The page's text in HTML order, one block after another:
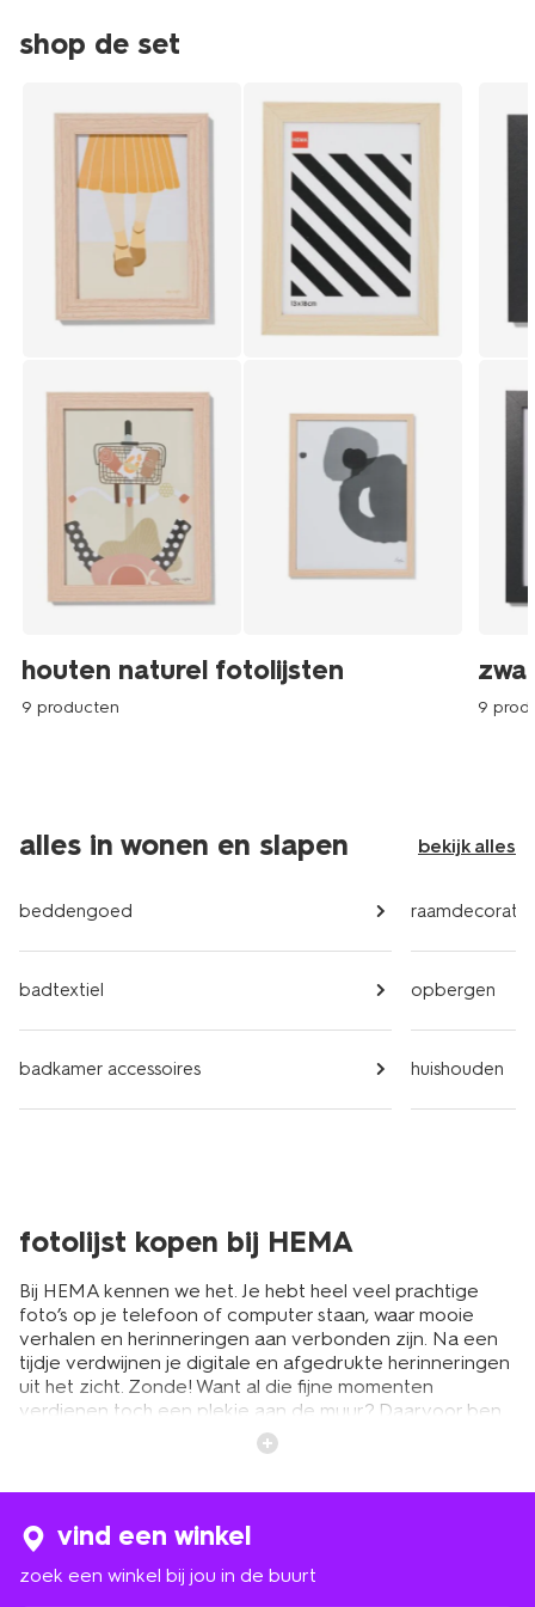
shop de set
houten naturel fotolijsten
9 producten 9
alles in wonen en slapen bekijk alles
beddengoed
badtextiel
badkamer accessoires
raamdecoratie
opbergen
huishouden
fotolijst kopen bij HEMA
Bij HEMA kennen we het. Je hebt heel veel prachtige
foto’s op je telefoon of computer staan, waar mooie
verhalen en herinneringen aan verbonden zijn. Na een
tijdje verdwijnen je digitale en afgedrukte herinneringen
uit het zicht. Zonde! Want al die fijne momenten
verdienen toch een plekje aan de muur? Daarvoor ben
je bij HEMA aan het juiste adres. Je hebt ruime keuze uit
leuke fotolijstjes in verschillende kleuren en maten. Van
Denk nog eens terug aan die fijne vakantie, de eerste
jaren van je kind of aan een speciaal moment met je
beste vriend. Deze momenten verdienen het om
vind een winkel
zoek een winkel bij jou in de buurt